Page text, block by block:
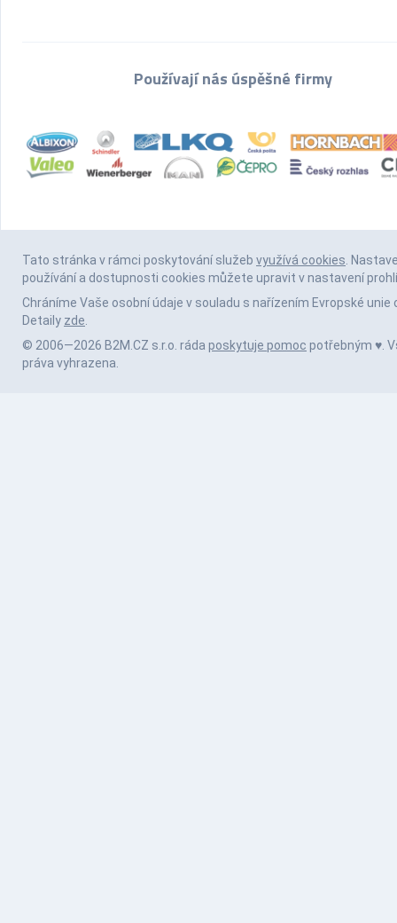
Používají nás úspěšné firmy
Tato stránka v rámci poskytování služeb využívá cookies.
používání a dostupnosti cookies můžete upravit v nastavení
Chráníme Vaše osobní údaje v souladu s nařízením Evropské unie
Detaily zde.
© 2006—2026 B2M.CZ s.r.o. ráda poskytuje pomoc potřebným ♥️.
práva vyhrazena.